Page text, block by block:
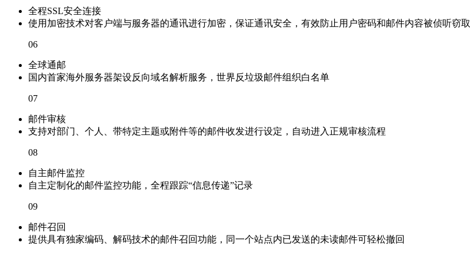
全程SSL安全连接
使用加密技术对客户端与服务器的通讯进行加密，保证通讯安全，有效防止用户密码和邮件内容被侦听窃取
06
全球通邮
国内首家海外服务器架设反向域名解析服务，世界反垃圾邮件组织白名单
07
邮件审核
支持对部门、个人、带特定主题或附件等的邮件收发进行设定，自动进入正规审核流程
08
自主邮件监控
自主定制化的邮件监控功能，全程跟踪“信息传递”记录
09
邮件召回
提供具有独家编码、解码技术的邮件召回功能，同一个站点内已发送的未读邮件可轻松撤回